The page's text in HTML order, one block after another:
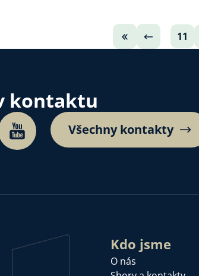
11
kontaktu
Všechny kontakty
Kdo jsme
O nás